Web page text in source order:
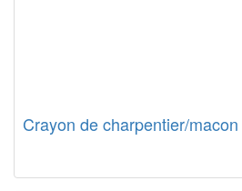
Crayon de charpentier/